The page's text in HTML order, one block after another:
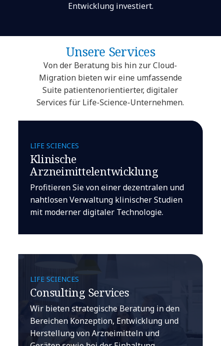
Entwicklung investiert.
Unsere Services
Von der Beratung bis hin zur Cloud-
Migration bieten wir eine umfassende
Suite patientenorientierter, digitaler
Services für Life-Science-Unternehmen.
LIFE SCIENCES
Klinische
Arzneimittelentwicklung
Profitieren Sie von einer dezentralen und
nahtlosen Verwaltung klinischer Studien
mit moderner digitaler Technologie.
LIFE SCIENCES
Consulting Services
Wir bieten strategische Beratung in den
Bereichen Konzeption, Entwicklung und
Herstellung von Arzneimitteln und